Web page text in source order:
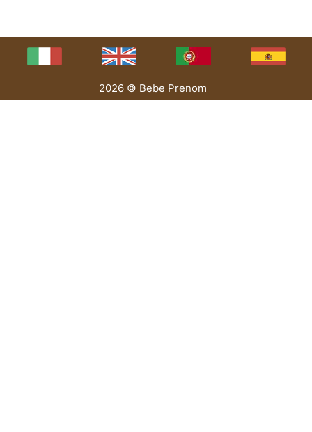
2026 © Bebe Prenom